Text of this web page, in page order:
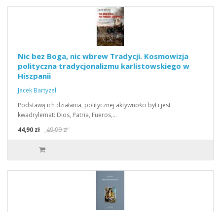
Nic bez Boga, nic wbrew Tradycji. Kosmowizja
polityczna tradycjonalizmu karlistowskiego w
Hiszpanii
Jacek Bartyzel
Podstawą ich działania, politycznej aktywności był i jest
kwadrylemat: Dios, Patria, Fueros,…
44,90 zł
49,90 zł